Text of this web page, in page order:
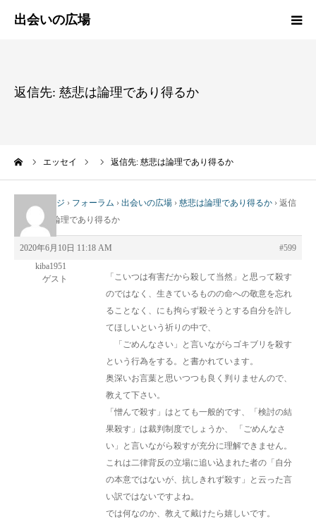
返信先: 慈悲は論理であり得るか
エッセイ 返信先: 慈悲は論理であり得るか
トップページ › フォーラム › 出会いの広場 › 慈悲は論理であり得るか › 返信
先: 慈悲は論理であり得るか
2020年6月10日 11:18 AM
#599
kiba1951
ゲスト
「こいつは有害だから殺して当然」と思って殺す
のではなく、生きているものの命への敬意を忘れ
ることなく、にも拘らず殺そうとする自分を許し
てほしいという祈りの中で、
「ごめんなさい」と言いながらゴキブリを殺す
という行為をする。と書かれています。
奥深いお言葉と思いつつも良く判りませんので、
教えて下さい。
「憎んで殺す」はとても一般的です、「検討の結
果殺す」は裁判制度でしょうか、 「ごめんなさ
い」と言いながら殺すが充分に理解できません。
これは二律背反の立場に追い込まれた者の「自分
の本意ではないが、抗しきれず殺す」と云った言
い訳ではないですよね。
では何なのか、教えて戴けたら嬉しいです。
新着情報
活動報告
活動実績
プロフィール